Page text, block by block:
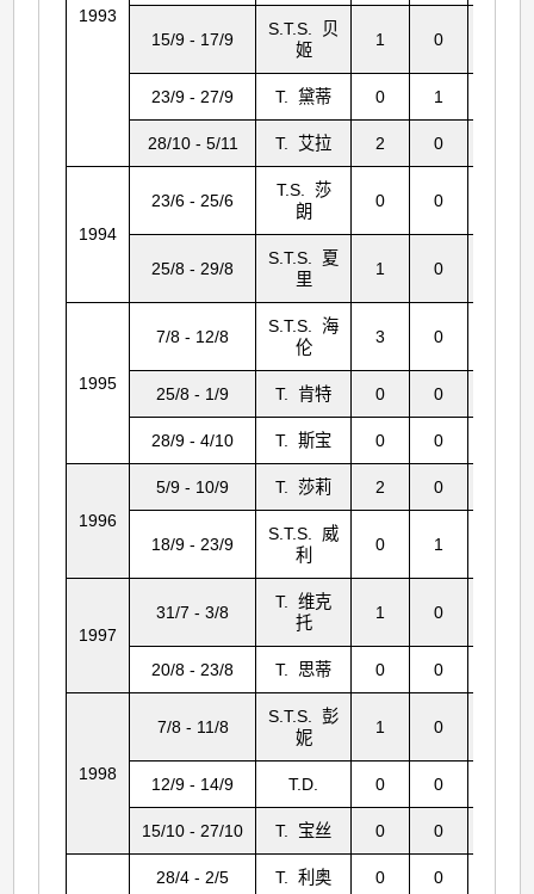
1993
15/9 - 17/9
S.T.S. 贝
姬
1 0
23/9 - 27/9 T. 黛蒂 0 1
28/10 - 5/11 T. 艾拉 2 0
1994
23/6 - 25/6
T.S. 莎
朗
0 0
25/8 - 29/8
S.T.S. 夏
里
1 0
1995
7/8 - 12/8
S.T.S. 海
伦
3 0
25/8 - 1/9 T. 肯特 0 0
28/9 - 4/10 T. 斯宝 0 0
1996
5/9 - 10/9 T. 莎莉 2 0
18/9 - 23/9
S.T.S. 威
利
0 1
1997
31/7 - 3/8
T. 维克
托
1 0
20/8 - 23/8 T. 思蒂 0 0
1998
7/8 - 11/8
S.T.S. 彭
妮
1 0
12/9 - 14/9 T.D. 0 0
15/10 - 27/10 T. 宝丝 0 0
28/4 - 2/5 T. 利奥 0 0